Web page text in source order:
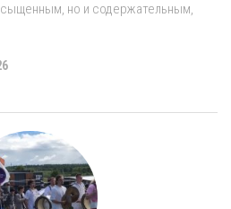
но и содержательным,